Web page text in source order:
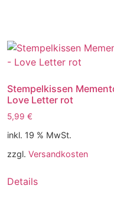
Stempelkissen
Love Letter rot
5,99€
inkl. 19 % MwSt.
zzgl.Versandkosten
Details